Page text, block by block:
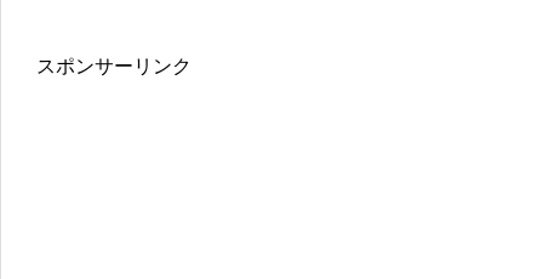
スポンサーリンク